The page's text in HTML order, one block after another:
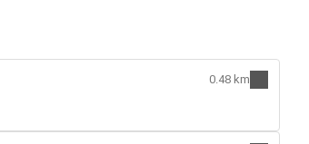
0.48 km